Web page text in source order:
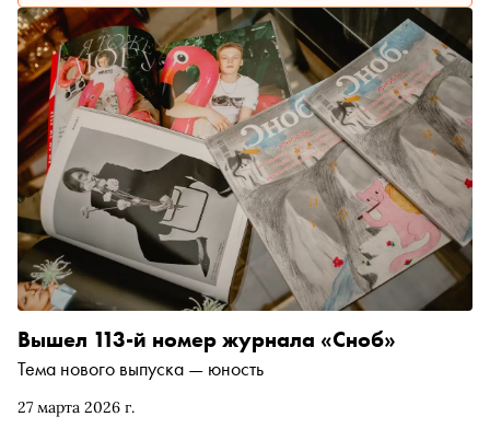
27 марта 2026 г.
Вышел 113-й номер журнала «Сноб»
Тема нового выпуска — юность